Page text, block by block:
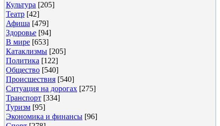
Культура [205]
Театр [42]
Афиша [479]
Здоровье [94]
В мире [653]
Катаклизмы [205]
Политика [122]
Общество [540]
Происшествия [540]
Ситуация на дорогах [275]
Транспорт [334]
Туризм [95]
Экономика и финансы [96]